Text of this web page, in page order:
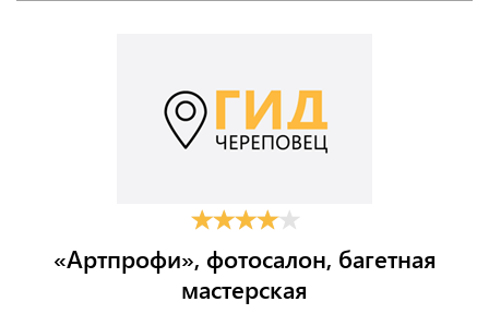
«Артпрофи», фотосалон, багетная
мастерская